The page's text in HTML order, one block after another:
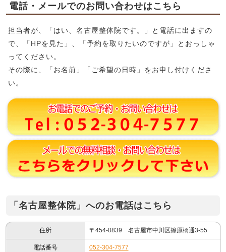
電話・メールでのお問い合わせはこちら
担当者が、「はい、名古屋整体院です。」と電話に出ますの
で、「HPを見た」、「予約を取りたいのですが」とおっしゃ
ってください。
その際に、「お名前」「ご希望の日時」をお申し付けくださ
い。
「名古屋整体院」へのお電話はこちら
住所 〒454-0839 名古屋市中川区篠原橋通3-55
電話番号 052-304-7577